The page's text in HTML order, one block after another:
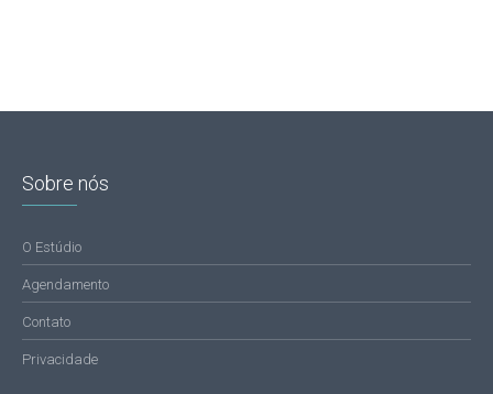
Sobre nós
O Estúdio
Agendamento
Contato
Privacidade